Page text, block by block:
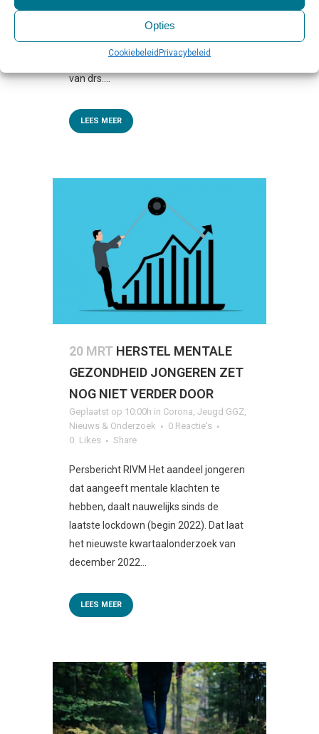
Opties
CookiebeleidPrivacybeleid
2023 – ‘We hebben geen lichaam, we
zíjn een lichaam.’ De wisselwerking
tussen lichaam en geest is het terrein
van drs....
LEES MEER
20 MRT HERSTEL MENTALE
GEZONDHEID JONGEREN ZET
NOG NIET VERDER DOOR
Geplaatst op 10:00h in Corona Jeugd GGZ
Nieuws & Onderzoek
0 Reactie's
0 Likes Share
Persbericht RIVM Het aandeel jongeren
dat aangeeft mentale klachten te
hebben, daalt nauwelijks sinds de
laatste lockdown (begin 2022). Dat laat
het nieuwste kwartaalonderzoek van
december 2022...
LEES MEER